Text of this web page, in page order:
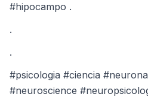
#hipocampo .
.
.
#psicologia #ciencia
#neuroscience